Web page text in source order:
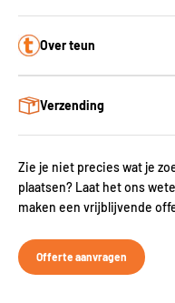
Over teun
Verzending
Zie je niet precies wat je
plaatsen? Laat het ons
maken een vrijblijvende
Offerte aanvragen